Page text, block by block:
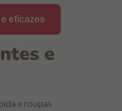
eficazes
e
e roupas